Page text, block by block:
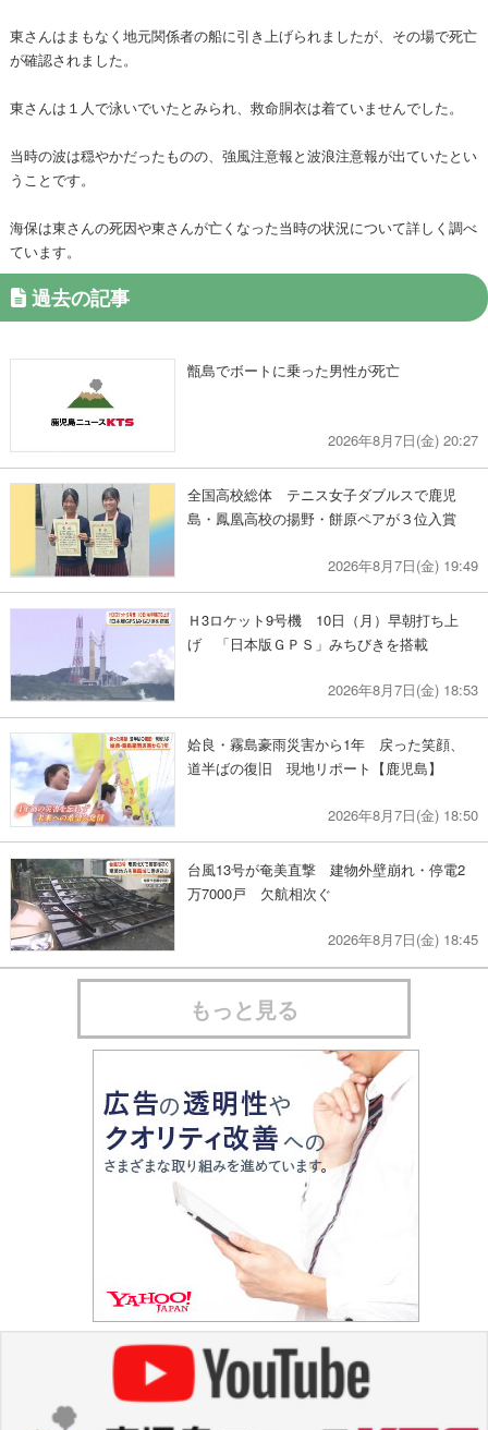
東さんはまもなく地元関係者の船に引き上げられましたが、その場で死亡
が確認されました。
東さんは１人で泳いでいたとみられ、救命胴衣は着ていませんでした。
当時の波は穏やかだったものの、強風注意報と波浪注意報が出ていたとい
うことです。
海保は東さんの死因や東さんが亡くなった当時の状況について詳しく調べ
ています。
過去の記事
甑島でボートに乗った男性が死亡
2026年8月7日(金) 20:27
全国高校総体 テニス女子ダブルスで鹿児
島・鳳凰高校の揚野・餅原ペアが３位入賞
2026年8月7日(金) 19:49
Ｈ3ロケット9号機 10日（月）早朝打ち上
げ 「日本版ＧＰＳ」みちびきを搭載
2026年8月7日(金) 18:53
姶良・霧島豪雨災害から1年 戻った笑顔、
道半ばの復旧 現地リポート【鹿児島】
2026年8月7日(金) 18:50
台風13号が奄美直撃 建物外壁崩れ・停電2
万7000戸 欠航相次ぐ
2026年8月7日(金) 18:45
もっと見る